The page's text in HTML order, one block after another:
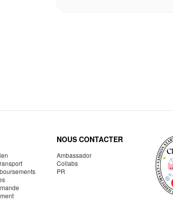
NOUS CONTACTER
Ambassador
Collabs
PR